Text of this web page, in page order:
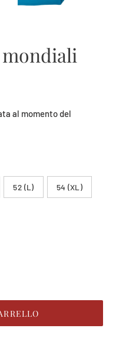
al momento del
52 (L) 54 (XL)